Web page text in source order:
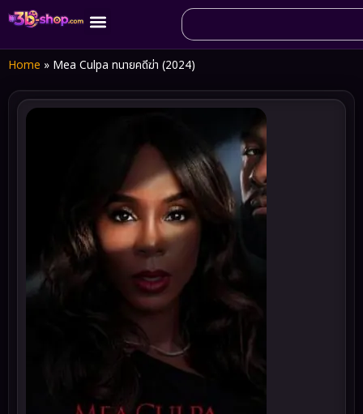
Home » Mea Culpa ทนายคดีฆ่า (2024)